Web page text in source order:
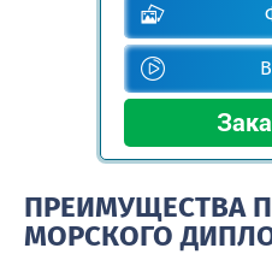
ПРЕИМУЩЕСТВА
МОРСКОГО